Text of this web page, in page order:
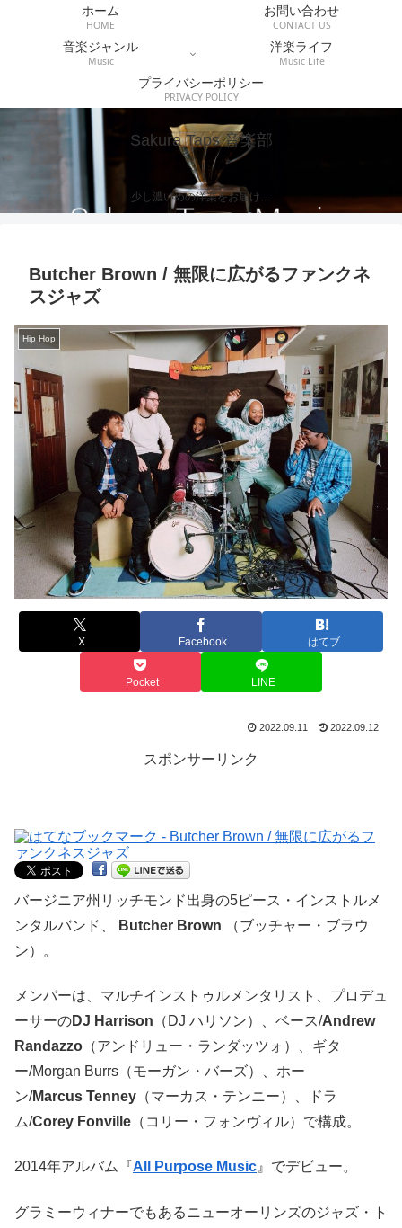
Sakura Taps 音楽部
少し濃いめの洋楽をお届け…
ホーム
HOME
お問い合わせ
CONTACT US
音楽ジャンル
Music
洋楽ライフ
Music Life
プライバシーポリシー
PRIVACY POLICY
Butcher Brown / 無限に広がるファンクネ
スジャズ
Hip Hop
X Facebook はてブ
Pocket LINE
2022.09.11 2022.09.12
スポンサーリンク
バージニア州リッチモンド出身の5ピース・インストルメ
ンタルバンド、
Butcher Brown （ブッチャー・ブラウ
ン）。
メンバーは、マルチインストゥルメンタリスト、プロデュ
ーサーのDJ Harrison （DJ ハリソン）、ベース/Andrew
Randazzo （アンドリュー・ランダッツォ）、ギタ
ー/Morgan Burrs（モーガン・バーズ）、ホー
ン/Marcus Tenney （マーカス・テンニー）、ドラ
ム/Corey Fonville （コリー・フォンヴィル）で構成。
2014年アルバム『All Purpose Music 』でデビュー。
グラミーウィナーでもあるニューオーリンズのジャズ・ト